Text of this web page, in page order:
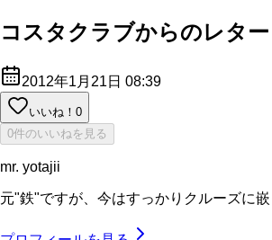
コスタクラブからのレター
2012年1月21日 08:39
いいね！ 0
0件のいいねを見る
mr. yotajii
元"鉄"ですが、今はすっかりクルーズに嵌